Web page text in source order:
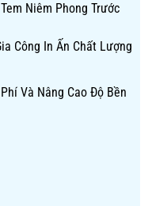
Niêm Phong Trước
Công In Ấn Chất Lượng
Và Nâng Cao Độ Bền